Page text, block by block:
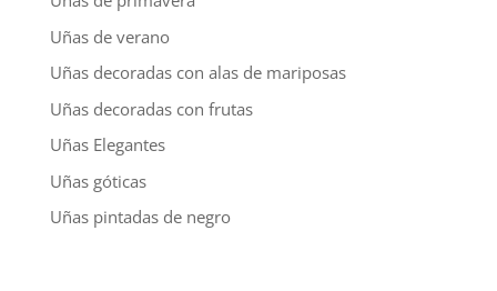
Uñas de verano
Uñas decoradas con alas de mariposas
Uñas decoradas con frutas
Uñas Elegantes
Uñas góticas
Uñas pintadas de negro